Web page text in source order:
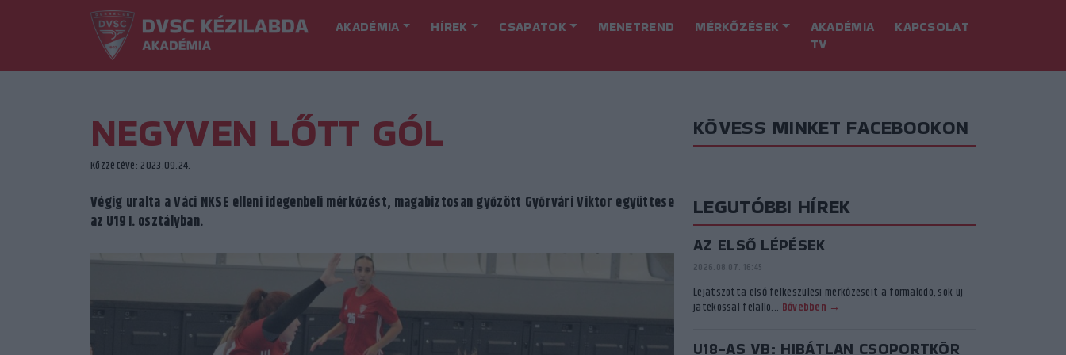
AKADÉMIA HÍREK CSAPATOK MENETREND MÉRKŐZÉSEK
AKADÉMIA
TV
KAPCSOLAT
NEGYVEN LŐTT GÓL
Közzétéve: 2023.09.24.
Végig uralta a Váci NKSE elleni idegenbeli mérkőzést, magabiztosan győzött Győrvári Viktor együttese
az U19 I. osztályban.
KÖVESS MINKET FACEBOOKON
LEGUTÓBBI HÍREK
AZ ELSŐ LÉPÉSEK
2026.08.07. 16:45
Lejátszotta első felkészülési mérkőzéseit a formálódó, sok új
játékossal felálló... Bővebben →
U18-AS VB: HIBÁTLAN CSOPORTKÖR